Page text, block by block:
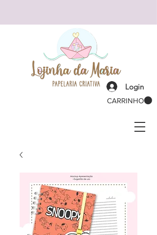
Login
CARRINHO